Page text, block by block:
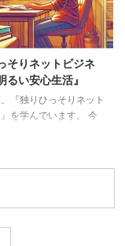
が注目されています。
波に乗り遅れないため
も今こそ働き方を見直
を始めるべき5つの理
ます。 1. 会社もどう
らない 多くの企業が
に直面しています。
そりネットビジネ
るい安心生活』
『独りひっそりネット
を学んでいます。 今
な負担を考えると、効
ながら収入を得る方法
とが大切です。 このブ
、そのための具体的な方